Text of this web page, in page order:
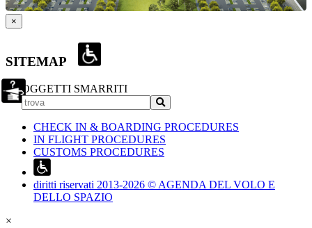
×
SITEMAP
OGGETTI SMARRITI
CHECK IN & BOARDING PROCEDURES
IN FLIGHT PROCEDURES
CUSTOMS PROCEDURES
diritti riservati 2013-2026 © AGENDA DEL VOLO E
DELLO SPAZIO
×